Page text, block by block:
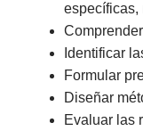
específicas,
Identificar
Formular
Diseñar
Evaluar las